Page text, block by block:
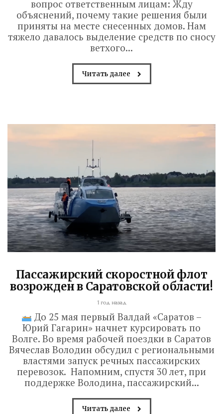
вопрос ответственным лицам: Жду
объяснений, почему такие решения были
приняты на месте снесенных домов. Нам
тяжело давалось выделение средств по сносу
ветхого...
Читать далее
Пассажирский скоростной флот
возрожден в Саратовской области!
1 год назад
До 25 мая первый Валдай «Саратов –
Юрий Гагарин» начнет курсировать по
Волге. Во время рабочей поездки в Саратов
Вячеслав Володин обсудил с региональными
властями запуск речных пассажирских
перевозок. Напомним, спустя 30 лет, при
поддержке Володина, пассажирский...
Читать далее